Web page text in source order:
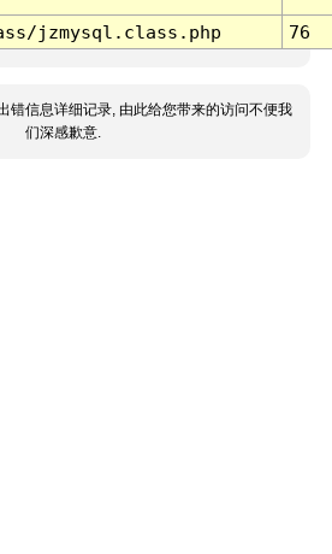
jzmysql.class.php 76
错信息详细记录, 由此给您带来的访问不便我
们深感歉意.